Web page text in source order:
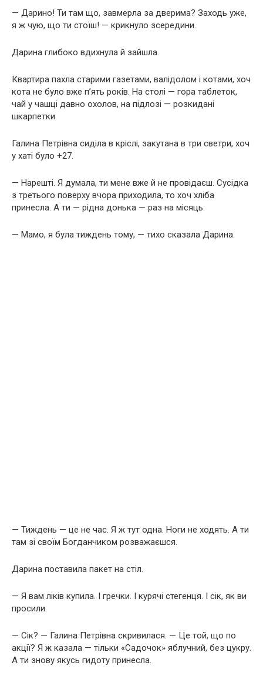
— Дарино! Ти там що, завмерла за дверима? Заходь уже,
я ж чую, що ти стоїш! — крикнуло зсередини.
Дарина глибоко вдихнула й зайшла.
Квартира пахла старими газетами, валідолом і котами, хоч
кота не було вже п’ять років. На столі — гора таблеток,
чай у чашці давно охолов, на підлозі — розкидані
шкарпетки.
Галина Петрівна сиділа в кріслі, закутана в три светри, хоч
у хаті було +27.
— Нарешті. Я думала, ти мене вже й не провідаєш. Сусідка
з третього поверху вчора приходила, то хоч хліба
принесла. А ти — рідна донька — раз на місяць.
— Мамо, я була тиждень тому, — тихо сказала Дарина.
— Тиждень — це не час. Я ж тут одна. Ноги не ходять. А ти
там зі своїм Богданчиком розважаєшся.
Дарина поставила пакет на стіл.
— Я вам ліків купила. І гречки. І курячі стегенця. І сік, як ви
просили.
— Сік? — Галина Петрівна скривилася. — Це той, що по
акції? Я ж казала — тільки «Садочок» яблучний, без цукру.
А ти знову якусь гидоту принесла.